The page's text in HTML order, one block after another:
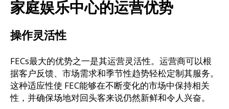
家庭娱乐中心的运营优势
操作灵活性
FECs最大的优势之一是其运营灵活性。运营商可以根
据客户反馈、市场需求和季节性趋势轻松定制其服务。
这种适应性使 FEC能够在不断变化的市场中保持相关
性，并确保场地对回头客来说仍然新鲜和令人兴奋。